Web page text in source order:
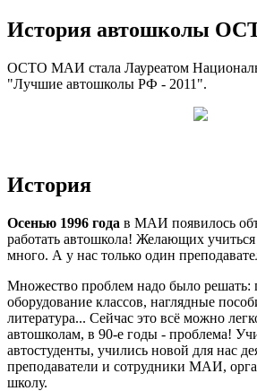
История автошколы
ОСТО МАИ стала Лауреатом
"Лучшие автошколы РФ - 2011".
История
Осенью 1996 года в МАИ появилось
работать автошкола! Желающих учиться
много. А у нас только один
Множество проблем надо было решать:
оборудование классов, наглядные
литература... Сейчас это всё можно
автошколам, в 90-е годы - проблема!
автостуденты, учились новой для нас
преподаватели и сотрудники МАИ,
школу.